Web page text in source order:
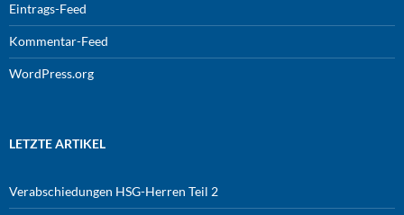
Eintrags-Feed
Kommentar-Feed
WordPress.org
LETZTE ARTIKEL
Verabschiedungen HSG-Herren Teil 2